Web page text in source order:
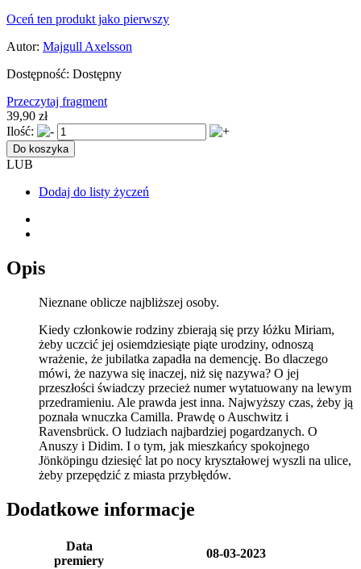
Oceń ten produkt jako pierwszy
Autor: Majgull Axelsson
Dostępność: Dostępny
Przeczytaj fragment
39,90 zł
Ilość:
Do koszyka
LUB
Dodaj do listy życzeń
Opis
Nieznane oblicze najbliższej osoby.
Kiedy członkowie rodziny zbierają się przy łóżku Miriam,
żeby uczcić jej osiemdziesiąte piąte urodziny, odnoszą
wrażenie, że jubilatka zapadła na demencję. Bo dlaczego
mówi, że nazywa się inaczej, niż się nazywa? O jej
przeszłości świadczy przecież numer wytatuowany na lewym
przedramieniu. Ale prawda jest inna. Najwyższy czas, żeby ją
poznała wnuczka Camilla. Prawdę o Auschwitz i
Ravensbrück. O ludziach najbardziej pogardzanych. O
Anuszy i Didim. I o tym, jak mieszkańcy spokojnego
Jönköpingu dziesięć lat po nocy kryształowej wyszli na ulice,
żeby przepędzić z miasta przybłędów.
Dodatkowe informacje
Data
premiery
08-03-2023